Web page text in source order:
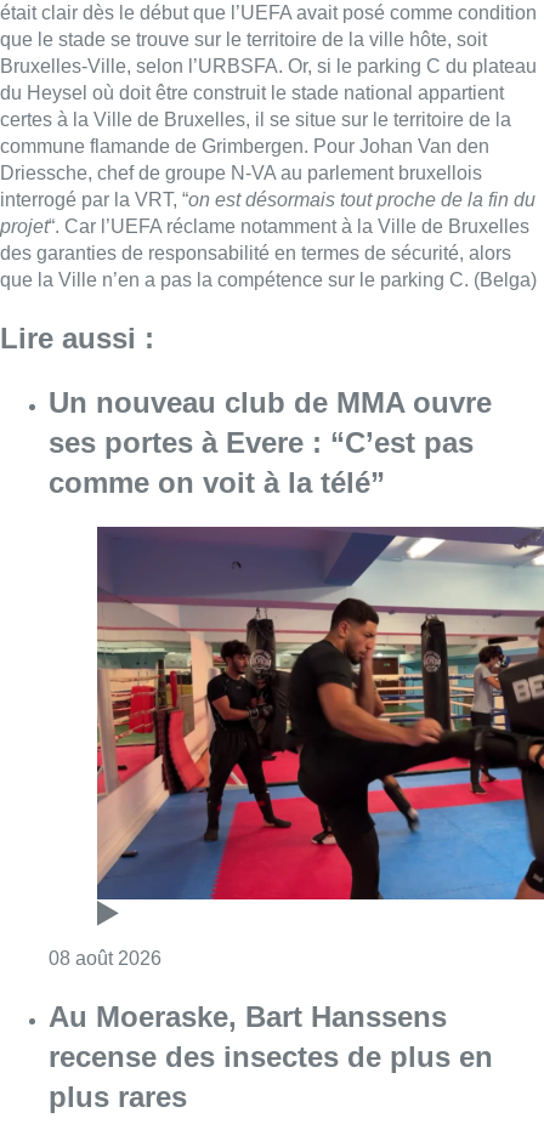
était clair dès le début que l’UEFA avait posé comme condition
que le stade se trouve sur le territoire de la ville hôte, soit
Bruxelles-Ville, selon l’URBSFA. Or, si le parking C du plateau
du Heysel où doit être construit le stade national appartient
certes à la Ville de Bruxelles, il se situe sur le territoire de la
commune flamande de Grimbergen. Pour Johan Van den
Driessche, chef de groupe N-VA au parlement bruxellois
interrogé par la VRT, “on est désormais tout proche de la fin du
projet“. Car l’UEFA réclame notamment à la Ville de Bruxelles
des garanties de responsabilité en termes de sécurité, alors
que la Ville n’en a pas la compétence sur le parking C. (Belga)
Lire aussi :
Un nouveau club de MMA ouvre
ses portes à Evere : “C’est pas
comme on voit à la télé”
08 août 2026
Au Moeraske, Bart Hanssens
recense des insectes de plus en
plus rares